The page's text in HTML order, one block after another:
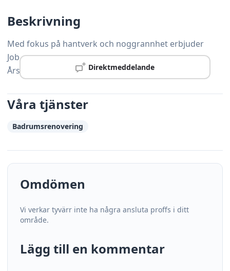
Direktmeddelande
Beskrivning
Med fokus på hantverk och noggrannhet erbjuder
Jobryan Bygg AB ett brett utbud av snickeritjänster i
Årsta och omnejd.
Våra tjänster
Badrumsrenovering
Omdömen
Vi verkar tyvärr inte ha några ansluta proffs i ditt
område.
Lägg till en kommentar